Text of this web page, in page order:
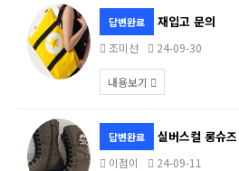
답변완료 재입고 문의
조미선 24-09-30
내용보기
답변완료 실버스컬 롱슈즈
이점이 24-09-11